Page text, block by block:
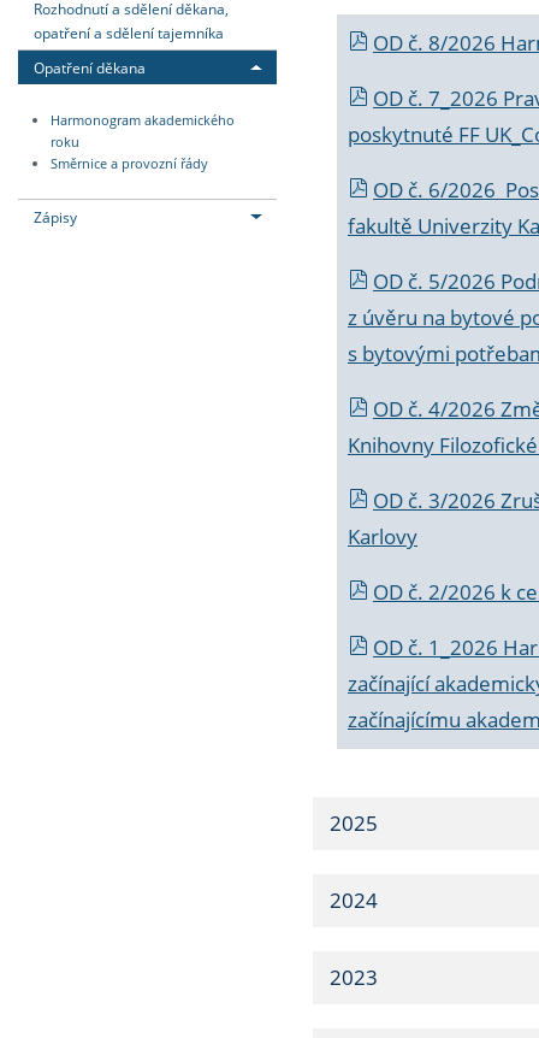
Rozhodnutí a sdělení děkana,
opatření a sdělení tajemníka
Opatření děkana
Harmonogram akademického
roku
Směrnice a provozní řády
Zápisy
OD č. 8/2026
OD č. 7_2026
poskytnuté FF
OD č. 6/2026
fakultě Univerzity
OD č. 5/2026
z úvěru na bytové
s bytovými
OD č. 4/2026
Knihovny
OD č. 3/2026
Karlovy
OD č. 2/2026 k
OD č. 1_2026
začínající
začínajícímu
2025
2024
2023